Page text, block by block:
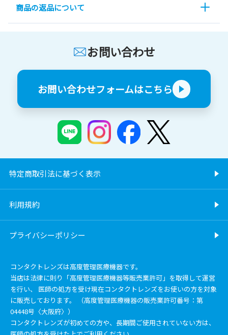
商品の返品について
お問い合わせ
お問い合わせフォームはこちら
特定商取引法に基づく表示
利用規約
プライバシーポリシー
コンタクトレンズは高度管理医療機器です。
当店は法律に則り「高度管理医療機器等販売業許可」を取得して運営
を行い、 医師の処方を受け現在コンタクトレンズをお使いの方を対象
に販売しております。 （高度管理医療機器の販売業許可番号：第
04448号〈大阪府〉）
コンタクトレンズが初めての方や、長期間ご使用されていない方は、